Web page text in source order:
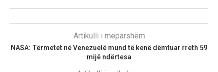
Artikulli i mëparshëm
NASA: Tërmetet në Venezuelë mund të kenë dëmtuar rreth 59
mijë ndërtesa